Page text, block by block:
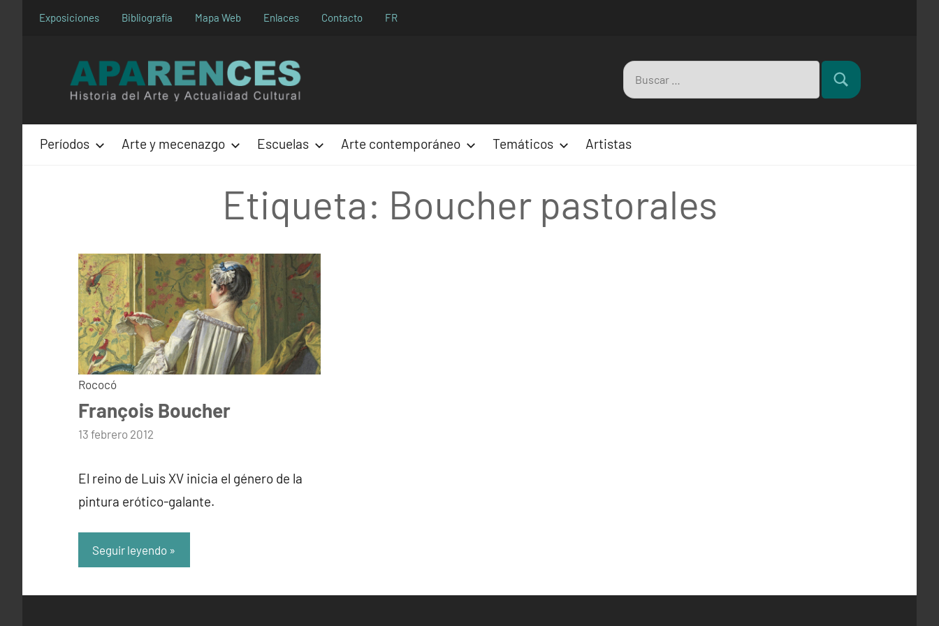
Exposiciones Bibliografía Mapa Web Enlaces Contacto FR
Buscar:
Buscar
Períodos Arte y mecenazgo Escuelas Arte contemporáneo Temáticos Artistas
Etiqueta: Boucher pastorales
Rococó
François Boucher
por
13 febrero 2012
El reino de Luis XV inicia el género de la
pintura erótico-galante.
Seguir leyendo